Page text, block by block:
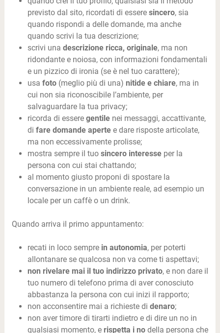
previsto dal sito, ricordati di esseresincero, sia
quando rispondi a delle domande, ma anche
quando scrivi la tua descrizione;
scrivi una descrizione ricca, originale, ma non
ridondante e noiosa, con informazioni fondamentali
e un pizzico di ironia (se è nel tuo carattere);
usa foto(meglio più di una) nitide e chiare, ma in
cui non sia riconoscibile l’ambiente, per
salvaguardare la tua privacy;
ricorda di essere gentilenei messaggi, accattivante,
di fare domande apertee dare risposte articolate,
ma non eccessivamente prolisse;
mostra sempre il tuo sincero interesseper la
persona con cui stai chattando;
al momento giusto proponi di spostare la
conversazione in un ambiente reale, ad esempio un
locale per un caffè o un drink.
Quando arriva il primo appuntamento:
recati in loco semprein autonomia, per poterti
allontanare se qualcosa non va come ti aspettavi;
non rivelare mai il tuo indirizzo privato, e non dare il
tuo numero di telefono prima di aver conosciuto
abbastanza la persona con cui inizi il rapporto;
non acconsentire mai a richieste di denaro;
non aver timore di tirarti indietro e di dire un no in
qualsiasi momento, e rispetta i nodella persona che